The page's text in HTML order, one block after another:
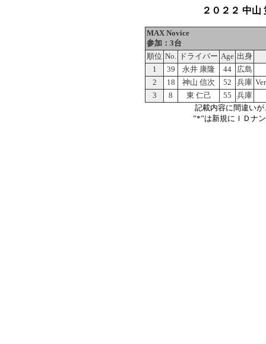
２０２２ 中山
MAX Novice
参加：3台
順位 No. ドライバー Age 出身
1
39 永井 康隆 44
広島
2
18 神山 信次 52 兵庫
3
8 東 仁己 55 兵庫
記載内容に間違い
”*”は新規にＩＤナ